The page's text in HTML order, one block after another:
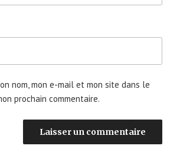
nom, mon e-mail et mon site dans le
prochain commentaire.